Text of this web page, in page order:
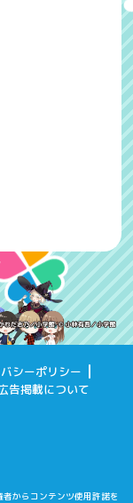
シーポリシー
告掲載について
からコンテンツ使用許諾を